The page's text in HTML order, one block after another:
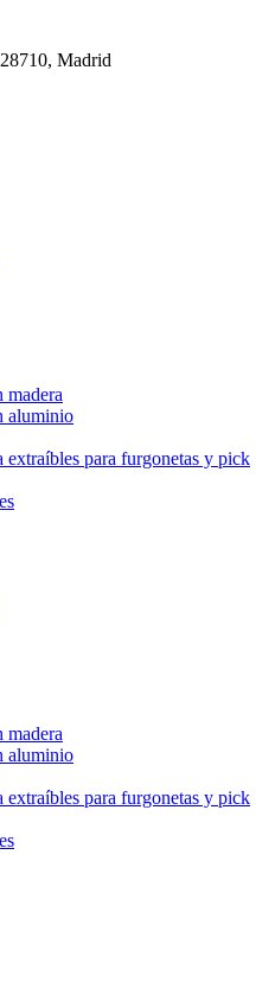
Madrid
madera
aluminio
extraíbles para furgonetas y pick
madera
aluminio
extraíbles para furgonetas y pick